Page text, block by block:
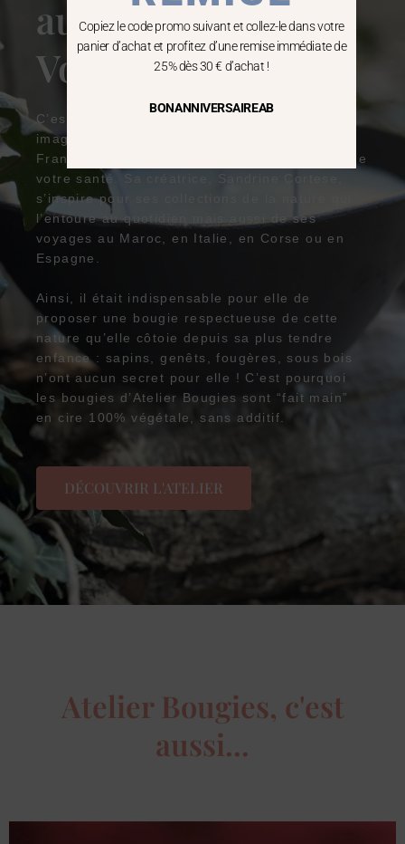
au coeur des
Vosges
C’est au cœur des Vosges que Atelier Bougies
imagine et fabrique des bougies Made in
France respectueuses de l’environnement et de
votre santé. Sa créatrice, Sandrine Cortese,
s’inspire pour ses collections de la nature qui
l’entoure au quotidien mais aussi de ses
voyages au Maroc, en Italie, en Corse ou en
Espagne.
Ainsi, il était indispensable pour elle de
proposer une bougie respectueuse de cette
nature qu’elle côtoie depuis sa plus tendre
enfance : sapins, genêts, fougères, sous bois
n’ont aucun secret pour elle ! C’est pourquoi
les bougies d’Atelier Bougies sont “fait main”
en cire 100% végétale, sans additif.
DÉCOUVRIR L'ATELIER
Atelier Bougies, c'est
aussi...
Copiez le code promo suivant et collez-le dans votre
panier d’achat et profitez d’une remise immédiate de
25% dès 30 € d’achat !
BONANNIVERSAIREAB